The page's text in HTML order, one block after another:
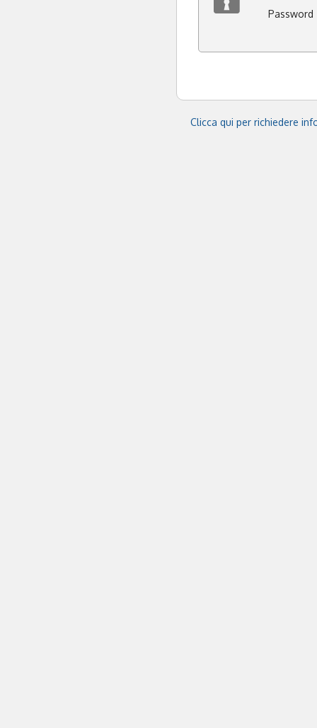
Password
Clicca qui per richiedere